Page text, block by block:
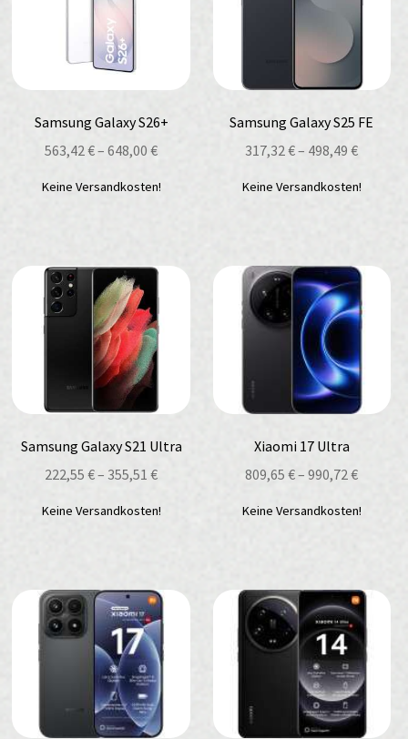
Samsung Galaxy S26+
563,42€–648,00€
Keine Versandkosten!
Samsung Galaxy S25 FE
317,32€– 498,49€
Keine Versandkosten!
Samsung Galaxy S21 Ultra
222,55€–355,51€
Keine Versandkosten!
Xiaomi 17 Ultra
809,65€–990,72€
Keine Versandkosten!